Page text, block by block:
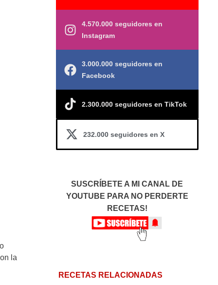
la
4.570.000 seguidores en
Instagram
3.000.000 seguidores en
Facebook
2.300.000 seguidores en TikTok
232.000 seguidores en X
SUSCRÍBETE A MI CANAL DE
YOUTUBE PARA NO PERDERTE
RECETAS!
RECETAS RELACIONADAS